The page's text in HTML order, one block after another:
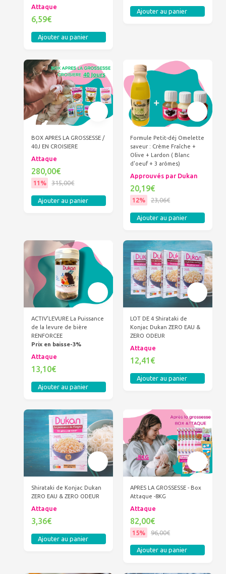
Attaque
6,59€
Ajouter au panier
Ajouter au panier
BOX APRES LA GROSSESSE /
40J EN CROISIERE
Attaque
280,00€
11% 315,00€
Ajouter au panier
Formule Petit-déj Omelette
saveur : Crème Fraîche +
Olive + Lardon ( Blanc
d'oeuf + 3 arômes)
Approuvés par Dukan
20,19€
12% 23,06€
Ajouter au panier
ACTIV'LEVURE La Puissance
de la levure de bière
RENFORCEE
Prix en baisse-3%
Attaque
13,10€
Ajouter au panier
LOT DE 4 Shirataki de
Konjac Dukan ZERO EAU &
ZERO ODEUR
Attaque
12,41€
Ajouter au panier
Shirataki de Konjac Dukan
ZERO EAU & ZERO ODEUR
Attaque
3,36€
Ajouter au panier
APRES LA GROSSESSE - Box
Attaque -8KG
Attaque
82,00€
15% 96,00€
Ajouter au panier